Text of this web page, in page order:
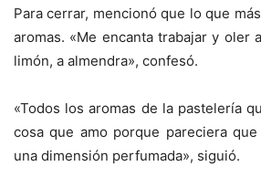
Para cerrar, mencionó que lo que
aromas. «Me encanta trabajar y oler
limón, a almendra», confesó.
«Todos los aromas de la pastelería
cosa que amo porque pareciera
una dimensión perfumada», siguió.